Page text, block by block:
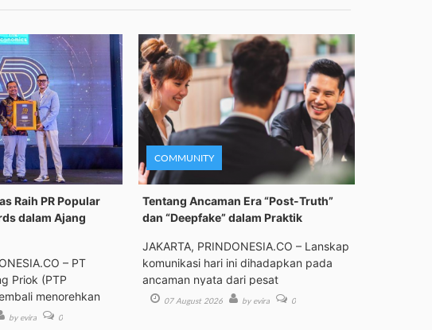
Raih PR Popular
dalam Ajang
– PT
Priok (PTP
menorehkan
by evira 0
COMMUNITY
Tentang Ancaman Era “Post-Truth”
dan “Deepfake” dalam Praktik
JAKARTA, PRINDONESIA.CO – Lanskap
komunikasi hari ini dihadapkan pada
ancaman nyata dari pesat
07 August 2026 by evira 0